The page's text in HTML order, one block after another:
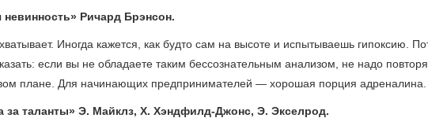
невинность» Ричард Брэнсон.
Иногда кажется, как будто сам на высоте и испытываешь гипоксию.
если вы не обладаете таким бессознательным анализом, не надо
плане. Для начинающих предпринимателей — хорошая порция адреналина.
за таланты» Э. Майклз, Х. Хэндфилд-Джонс, Э. Экселрод.